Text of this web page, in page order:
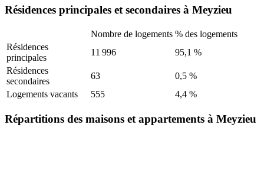
Résidences principales et secondaires à Meyzieu
Nombre de logements % des logements
Résidences
principales
11 996
95,1 %
Résidences
secondaires
63
0,5 %
Logements vacants
555 4,4 %
Répartitions des maisons et appartements à Meyzieu